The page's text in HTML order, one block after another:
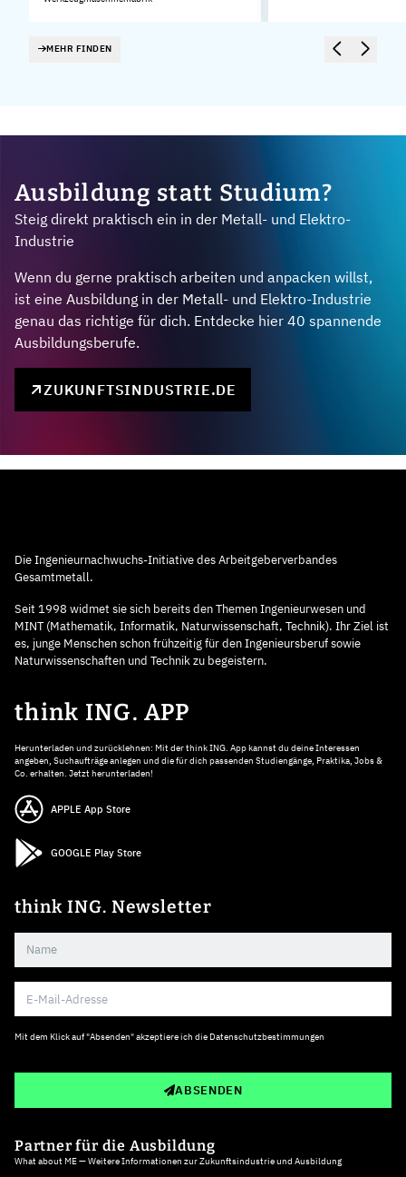
MEHR FINDEN
Ausbildung statt Studium?
Steig direkt praktisch ein in der Metall- und Elektro-
Industrie
Wenn du gerne praktisch arbeiten und anpacken willst,
ist eine Ausbildung in der Metall- und Elektro-Industrie
genau das richtige für dich. Entdecke hier 40 spannende
Ausbildungsberufe.
ZUKUNFTSINDUSTRIE.DE
Die Ingenieurnachwuchs-Initiative des Arbeitgeberverbandes
Gesamtmetall.
Seit 1998 widmet sie sich bereits den Themen Ingenieurwesen und
MINT (Mathematik, Informatik, Naturwissenschaft, Technik). Ihr Ziel ist
es, junge Menschen schon frühzeitig für den Ingenieursberuf sowie
Naturwissenschaften und Technik zu begeistern.
think ING. APP
Herunterladen und zurücklehnen: Mit der think ING. App kannst du deine Interessen
angeben, Suchaufträge anlegen und die für dich passenden Studiengänge, Praktika, Jobs &
Co. erhalten. Jetzt herunterladen!
APPLE App Store
GOOGLE Play Store
think ING. Newsletter
Mit dem Klick auf "Absenden" akzeptiere ich die Datenschutzbestimmungen
ABSENDEN
Partner für die Ausbildung
What about ME — Weitere Informationen zur Zukunftsindustrie und Ausbildung